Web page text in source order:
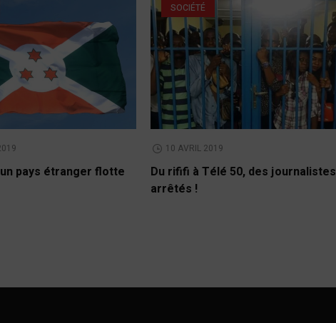
pays étranger flotte
SOCIÉTÉ
10 AVRIL 2019
Du rififi à Télé 50, des journalistes
arrêtés !